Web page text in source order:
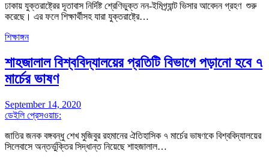
ঢাকায় যুক্তরাষ্ট্রের দূতাবাস নির্দিষ্ট শ্রেণিভুক্ত নন-ইমিগ্র্যান্ট ভিসার আবেদন গ্রহণ শুরু
করেছে। এর ফলে শিক্ষার্থীসহ যারা যুক্তরাষ্ট্রে…
শিক্ষাঙ্গন
শাহজালাল বিশ্ববিদ্যালয়ের প্রতিটি বিভাগে পড়ানো হবে ৭
মার্চের ভাষণ
September 14, 2020
ডেইলি প্রেসওয়াচ:
জাতির জনক বঙ্গবন্ধু শেখ মুজিবুর রহমানের ঐতিহাসিক ৭ মার্চের ভাষণকে বিশ্ববিদ্যালয়ের
সিলেবাসে অন্তর্ভুক্তির সিদ্ধান্ত নিয়েছে শাহজালাল…